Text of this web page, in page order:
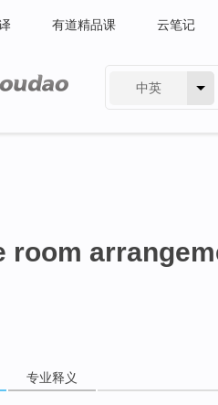
有道精品课 云笔记
中英
room
专业释义